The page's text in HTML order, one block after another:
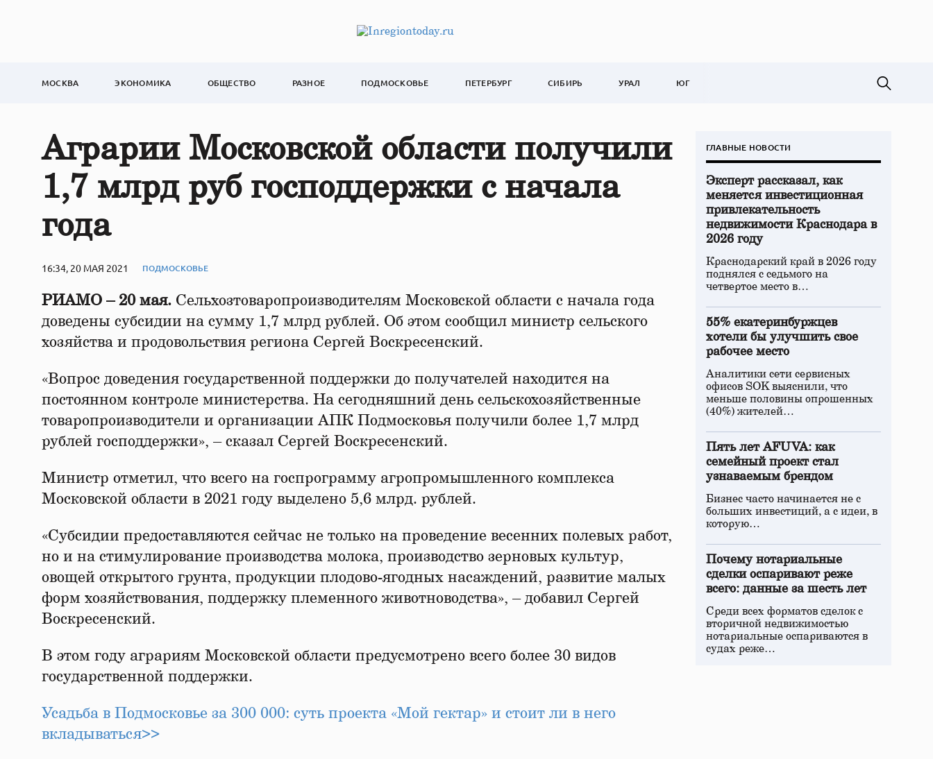
МОСКВА ЭКОНОМИКА ОБЩЕСТВО РАЗНОЕ ПОДМОСКОВЬЕ ПЕТЕРБУРГ СИБИРЬ УРАЛ ЮГ
Аграрии Московской области получили
1,7 млрд руб господдержки с начала
года
16:34, 20 МАЯ 2021 ПОДМОСКОВЬЕ
РИАМО – 20 мая. Cельхозтоваропроизводителям Московской области с начала года
доведены субсидии на сумму 1,7 млрд рублей. Об этом сообщил министр сельского
хозяйства и продовольствия региона Сергей Воскресенский.
«Вопрос доведения государственной поддержки до получателей находится на
постоянном контроле министерства. На сегодняшний день сельскохозяйственные
товаропроизводители и организации АПК Подмосковья получили более 1,7 млрд
рублей господдержки», – сказал Сергей Воскресенский.
Министр отметил, что всего на госпрограмму агропромышленного комплекса
Московской области в 2021 году выделено 5,6 млрд. рублей.
«Субсидии предоставляются сейчас не только на проведение весенних полевых работ,
но и на стимулирование производства молока, производство зерновых культур,
овощей открытого грунта, продукции плодово-ягодных насаждений, развитие малых
форм хозяйствования, поддержку племенного животноводства», – добавил Сергей
Воскресенский.
В этом году аграриям Московской области предусмотрено всего более 30 видов
государственной поддержки.
Усадьба в Подмосковье за 300 000: суть проекта «Мой гектар» и стоит ли в него
вкладываться>>
ГЛАВНЫЕ НОВОСТИ
Эксперт рассказал, как
меняется инвестиционная
привлекательность
недвижимости Краснодара в
2026 году
Краснодарский край в 2026 году
поднялся с седьмого на
четвертое место в…
55% екатеринбуржцев
хотели бы улучшить свое
рабочее место
Аналитики сети сервисных
офисов SOK выяснили, что
меньше половины опрошенных
(40%) жителей…
Пять лет AFUVA: как
семейный проект стал
узнаваемым брендом
Бизнес часто начинается не с
больших инвестиций, а с идеи, в
которую…
Почему нотариальные
сделки оспаривают реже
всего: данные за шесть лет
Среди всех форматов сделок с
вторичной недвижимостью
нотариальные оспариваются в
судах реже…